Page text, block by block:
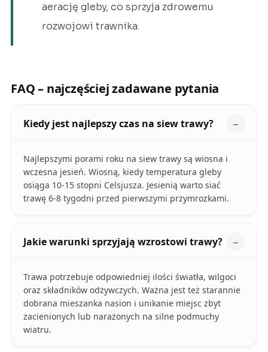
aerację gleby, co sprzyja zdrowemu
rozwojowi trawnika.
FAQ – najczęściej zadawane pytania
Kiedy jest najlepszy czas na siew trawy?
Najlepszymi porami roku na siew trawy są wiosna i
wczesna jesień. Wiosną, kiedy temperatura gleby
osiąga 10-15 stopni Celsjusza. Jesienią warto siać
trawę 6-8 tygodni przed pierwszymi przymrozkami.
Jakie warunki sprzyjają wzrostowi trawy?
Trawa potrzebuje odpowiedniej ilości światła, wilgoci
oraz składników odżywczych. Ważna jest też starannie
dobrana mieszanka nasion i unikanie miejsc zbyt
zacienionych lub narażonych na silne podmuchy
wiatru.